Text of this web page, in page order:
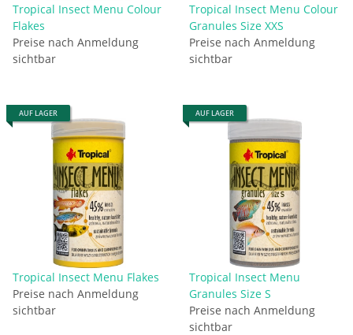
Tropical Insect Menu Colour
Flakes
Preise nach Anmeldung
sichtbar
Tropical Insect Menu Colour
Granules Size XXS
Preise nach Anmeldung
sichtbar
AUF LAGER
Tropical Insect Menu Flakes
Preise nach Anmeldung
sichtbar
AUF LAGER
Tropical Insect Menu
Granules Size S
Preise nach Anmeldung
sichtbar